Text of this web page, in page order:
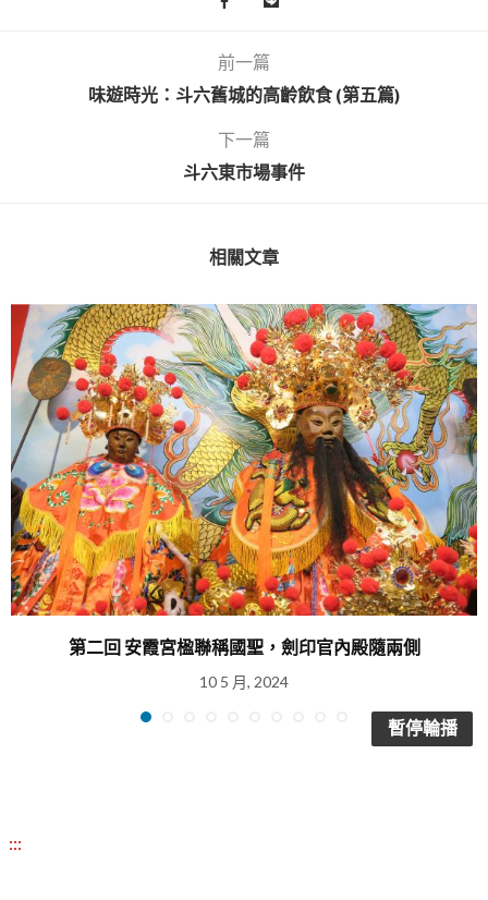
前一篇
味遊時光：斗六舊城的高齡飲食 (第五篇)
下一篇
斗六東市場事件
相關文章
第二回 安霞宮楹聯稱國聖，劍印官內殿隨兩側
10 5 月, 2024
暫停輪播
:::